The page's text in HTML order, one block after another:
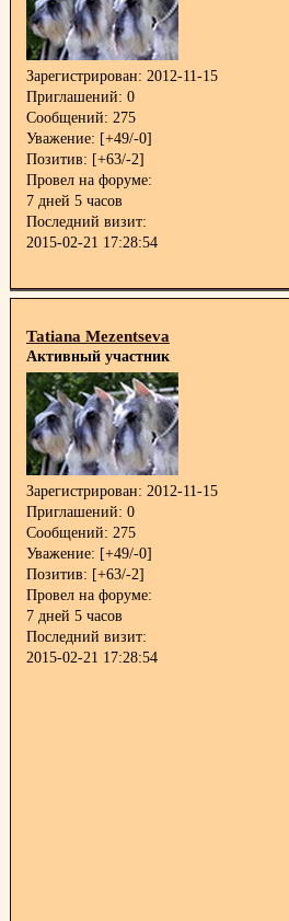
Зарегистрирован: 2012-11-15
Приглашений: 0
Сообщений: 275
Уважение: [+49/-0]
Позитив: [+63/-2]
Провел на форуме:
7 дней 5 часов
Последний визит:
2015-02-21 17:28:54
Tatiana Mezentseva
Активный участник
Зарегистрирован: 2012-11-15
Приглашений: 0
Сообщений: 275
Уважение: [+49/-0]
Позитив: [+63/-2]
Провел на форуме:
7 дней 5 часов
Последний визит:
2015-02-21 17:28:54